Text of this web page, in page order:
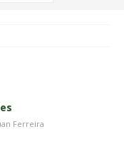
Ferreira